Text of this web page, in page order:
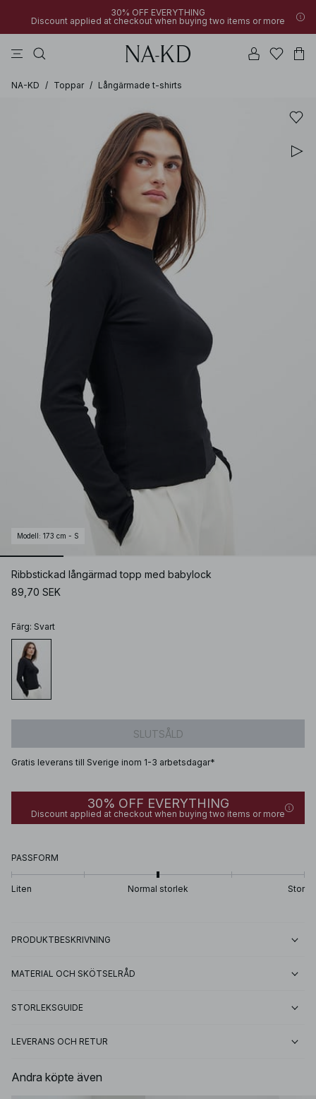
30% OFF EVERYTHING
Discount applied at checkout when buying two items or more
NA-KD / Toppar / Långärmade t-shirts
Modell : 173 cm - S
Ribbstickad långärmad topp med babylock
89,70 SEK
Färg: Svart
SLUTSÅLD
Gratis leverans till Sverige inom 1-3 arbetsdagar*
30% OFF EVERYTHING
Discount applied at checkout when buying two items or more
PASSFORM
Liten Normal storlek Stor
PRODUKTBESKRIVNING
MATERIAL OCH SKÖTSELRÅD
STORLEKSGUIDE
LEVERANS OCH RETUR
Andra köpte även